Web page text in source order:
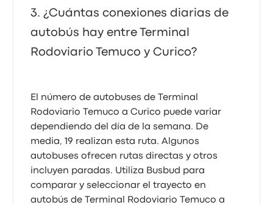
¿Cuántas conexiones diarias de
autobús hay entre Terminal
Rodoviario Temuco y Curico?
El número de autobuses de Terminal
Rodoviario Temuco a Curico puede variar
dependiendo del día de la semana. De
media, 19 realizan esta ruta. Algunos
autobuses ofrecen rutas directas y otros
incluyen paradas. Utiliza Busbud para
comparar y seleccionar el trayecto en
autobús de Terminal Rodoviario Temuco a